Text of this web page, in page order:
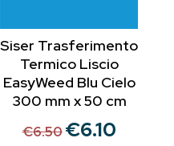
Siser Trasferimento
Termico Liscio
EasyWeed Blu Cielo
300 mm x 50 cm
€6.50 Il
€6.10Il